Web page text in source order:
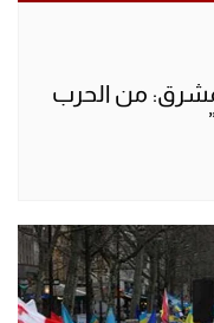
من الحرب